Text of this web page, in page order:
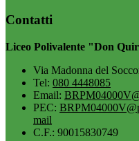
Contatti
Liceo Polivalente "Don
Via Madonna del
Tel: 080 4448085
Email:
PEC:
mail
C.F.: 90015830749